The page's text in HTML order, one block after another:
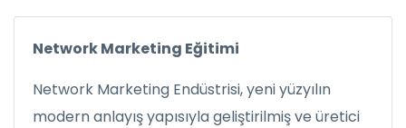
Network Marketing Eğitimi
Network Marketing Endüstrisi, yeni yüzyılın
modern anlayış yapısıyla geliştirilmiş ve üretici